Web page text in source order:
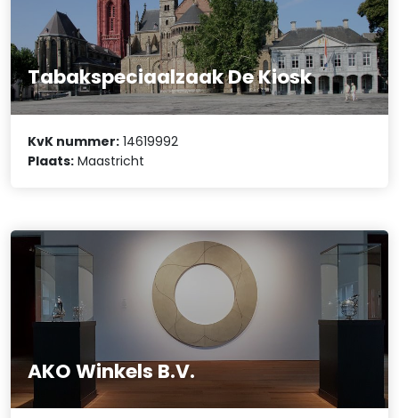
Tabakspeciaalzaak De Kiosk
KvK nummer: 14619992
Plaats: Maastricht
AKO Winkels B.V.